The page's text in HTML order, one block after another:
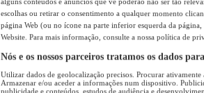
alguns conteúdos e anúncios que vê poderão não ser tão
escolhas ou retirar o consentimento a qualquer momento
página Web (ou no ícone na parte inferior esquerda da página,
Website. Para mais informação, consulte a nossa política de
Nós e os nossos parceiros tratamos os dados
Utilizar dados de geolocalização precisos. Procurar
Armazenar e/ou aceder a informações num dispositivo.
publicidade e conteúdos, estudos de audiência e